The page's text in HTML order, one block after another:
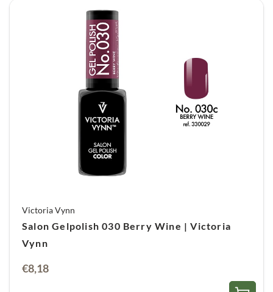
Victoria Vynn
Salon Gelpolish 030 Berry Wine | Victoria
Vynn
€8,18